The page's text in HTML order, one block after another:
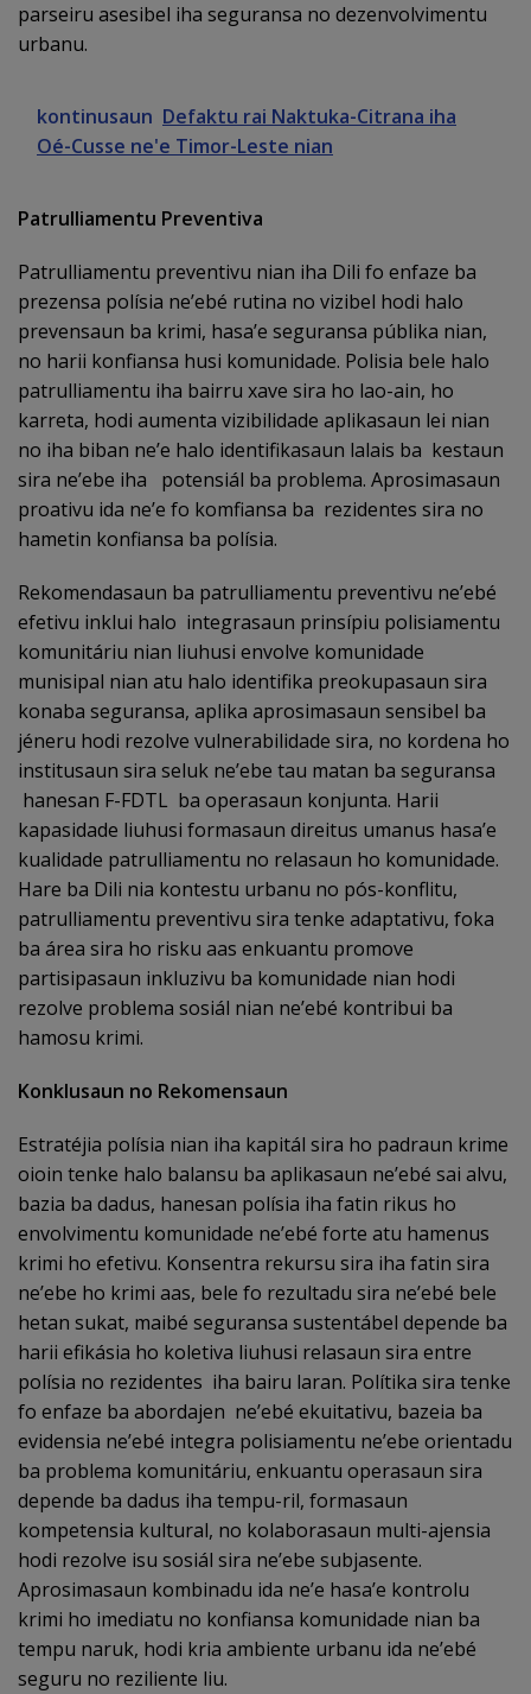
parseiru asesibel iha seguransa no dezenvolvimentu
urbanu.
kontinusaun Defaktu rai Naktuka-Citrana iha
Oé-Cusse ne'e Timor-Leste nian
Patrulliamentu Preventiva
Patrulliamentu preventivu nian iha Dili fo enfaze ba
prezensa polísia ne’ebé rutina no vizibel hodi halo
prevensaun ba krimi, hasa’e seguransa públika nian,
no harii konfiansa husi komunidade. Polisia bele halo
patrulliamentu iha bairru xave sira ho lao-ain, ho
karreta, hodi aumenta vizibilidade aplikasaun lei nian
no iha biban ne’e halo identifikasaun lalais ba kestaun
sira ne’ebe iha potensiál ba problema. Aprosimasaun
proativu ida ne’e fo komfiansa ba rezidentes sira no
hametin konfiansa ba polísia.
Rekomendasaun ba patrulliamentu preventivu ne’ebé
efetivu inklui halo integrasaun prinsípiu polisiamentu
komunitáriu nian liuhusi envolve komunidade
munisipal nian atu halo identifika preokupasaun sira
konaba seguransa, aplika aprosimasaun sensibel ba
jéneru hodi rezolve vulnerabilidade sira, no kordena ho
institusaun sira seluk ne’ebe tau matan ba seguransa
hanesan F-FDTL ba operasaun konjunta. Harii
kapasidade liuhusi formasaun direitus umanus hasa’e
kualidade patrulliamentu no relasaun ho komunidade.
Hare ba Dili nia kontestu urbanu no pós-konflitu,
patrulliamentu preventivu sira tenke adaptativu, foka
ba área sira ho risku aas enkuantu promove
partisipasaun inkluzivu ba komunidade nian hodi
rezolve problema sosiál nian ne’ebé kontribui ba
hamosu krimi.
Konklusaun no Rekomensaun
Estratéjia polísia nian iha kapitál sira ho padraun krime
oioin tenke halo balansu ba aplikasaun ne’ebé sai alvu,
bazia ba dadus, hanesan polísia iha fatin rikus ho
envolvimentu komunidade ne’ebé forte atu hamenus
krimi ho efetivu. Konsentra rekursu sira iha fatin sira
ne’ebe ho krimi aas, bele fo rezultadu sira ne’ebé bele
hetan sukat, maibé seguransa sustentábel depende ba
harii efikásia ho koletiva liuhusi relasaun sira entre
polísia no rezidentes iha bairu laran. Polítika sira tenke
fo enfaze ba abordajen ne’ebé ekuitativu, bazeia ba
evidensia ne’ebé integra polisiamentu ne’ebe orientadu
ba problema komunitáriu, enkuantu operasaun sira
depende ba dadus iha tempu-ril, formasaun
kompetensia kultural, no kolaborasaun multi-ajensia
hodi rezolve isu sosiál sira ne’ebe subjasente.
Aprosimasaun kombinadu ida ne’e hasa’e kontrolu
krimi ho imediatu no konfiansa komunidade nian ba
tempu naruk, hodi kria ambiente urbanu ida ne’ebé
seguru no reziliente liu.